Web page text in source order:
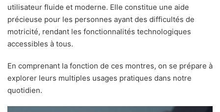
utilisateur fluide et moderne. Elle constitue une aide
précieuse pour les personnes ayant des difficultés de
motricité, rendant les fonctionnalités technologiques
accessibles à tous.
En comprenant la fonction de ces montres, on se prépare à
explorer leurs multiples usages pratiques dans notre
quotidien.